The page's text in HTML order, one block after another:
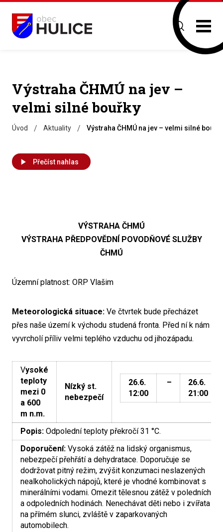
Výstraha ČHMÚ na jev –
velmi silné bouřky
Úvod / Aktuality / Výstraha ČHMÚ na jev – velmi silné bouřky
Přečíst nahlas
VÝSTRAHA ČHMÚ
VÝSTRAHA PŘEDPOVĚDNÍ POVODŇOVÉ SLUŽBY
ČHMÚ
Územní platnost: ORP Vlašim
Meteorologická situace: Ve čtvrtek bude přecházet
přes naše území k východu studená fronta. Před ní k nám
vyvrcholí příliv velmi teplého vzduchu od jihozápadu.
Vysoké
teploty
mezi 0
a 600
m n.m.
Nízký st.
nebezpečí
26.6.
12:00
–
26.6.
21:00
Popis: Odpolední teploty překročí 31 °C.
Doporučení: Vysoká zátěž na lidský organismus,
nebezpečí přehřátí a dehydratace. Doporučuje se
dodržovat pitný režim, zvýšit konzumaci neslazených
nealkoholických nápojů, které je vhodné kombinovat s
minerálními vodami. Omezit tělesnou zátěž v poledních
a odpoledních hodinách. Nenechávat děti nebo i zvířata
na přímém slunci, zvláště v zaparkovaných
automobilech.